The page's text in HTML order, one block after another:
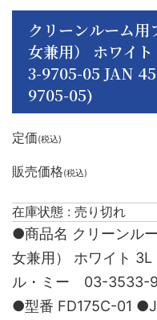
クリーンルーム用
女兼用） ホワイ
3-9705-05 JAN
9705-05)
定価(税込)
販売価格(税込)
在庫状態 : 売り切れ
●商品名 クリーンル
女兼用） ホワイト
ル・ミー 03-3533-
●型番 FD175C-01